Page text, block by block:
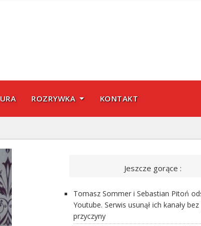
ROZRYWKA KONTAKT
Jeszcze gorące :
Tomasz Sommer i Sebastian Pitoń
Youtube. Serwis usunął ich kanały
przyczyny